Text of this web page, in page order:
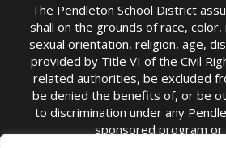
The Pendleton School District
shall on the grounds of race,
sexual orientation, religion, age,
provided by Title VI of the Civil
related authorities, be excluded
be denied the benefits of, or be
to discrimination under any
sponsored program or